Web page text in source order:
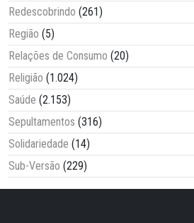
Redescobrindo (261)
Região (5)
Relações de Consumo (20)
Religião (1.024)
Saúde (2.153)
Sepultamentos (316)
Solidariedade (14)
Sub-Versão (229)